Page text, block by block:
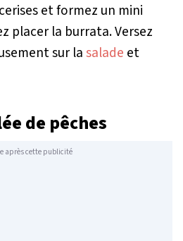
et formez un mini
placer la burrata. Versez
sur lasalade et
de pêches
après cette publicité